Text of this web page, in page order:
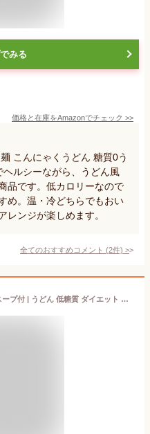
みる
価格と在庫をAmazonでチェック >>
こんにゃくうどん 糖質0う
ルシーながら、うどん風
品です。低カロリーなので
め。温・冷どちらでもおい
レンジが楽しめます。
全てのおすすめコメント (2件) >
こんにゃくうどん 20食 カレースープ付 | うどん 低糖質 ダイエット こんにゃく麺 ヌードル 蒟蒻 コンニャク 置換 減量 ローカロリー まとめ買い 低カロリー 登山 アウトドア BBQ ダイエット食品 低糖質 送料無料 キャンプ飯 ギフト ロカボ 父の日